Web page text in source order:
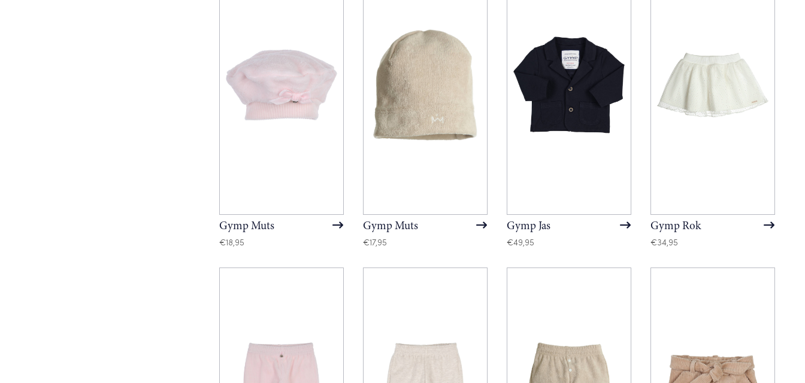
Gymp Muts
€18,95
Gymp Muts
€17,95
Gymp Jas
€49,95
Gymp Rok
€34,95